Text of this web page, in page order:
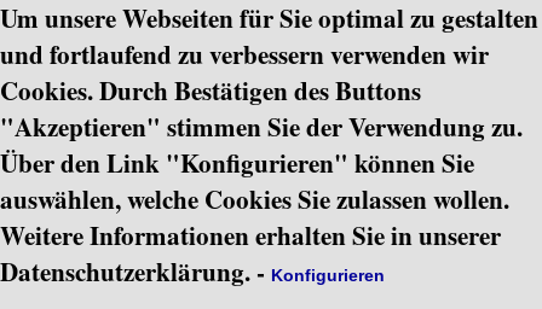
Um unsere Webseiten für Sie optimal zu gestalten
und fortlaufend zu verbessern verwenden wir
Cookies. Durch Bestätigen des Buttons
"Akzeptieren" stimmen Sie der Verwendung zu.
Über den Link "Konfigurieren" können Sie
auswählen, welche Cookies Sie zulassen wollen.
Weitere Informationen erhalten Sie in unserer
Datenschutzerklärung. - Konfigurieren